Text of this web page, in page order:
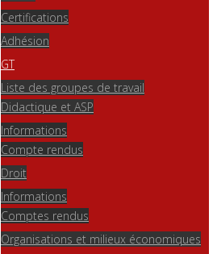
Certifications
Adhésion
GT
Liste des groupes de travail
Didactique et ASP
Informations
Compte rendus
Droit
Informations
Comptes rendus
Organisations et milieux économiques